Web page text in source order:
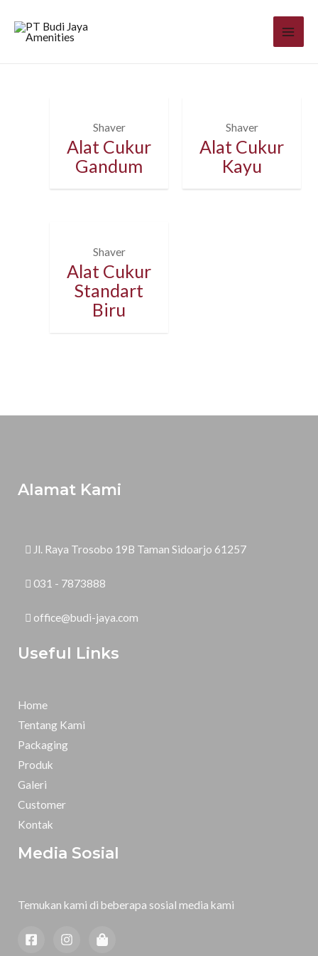
Shaver
Alat Cukur
Gandum
Shaver
Alat Cukur
Kayu
Shaver
Alat Cukur
Standart
Biru
Alamat Kami
Jl. Raya Trosobo 19B Taman Sidoarjo 61257
031 - 7873888
office@budi-jaya.com
Useful Links
Home
Tentang Kami
Packaging
Produk
Galeri
Customer
Kontak
Media Sosial
Temukan kami di beberapa sosial media kami